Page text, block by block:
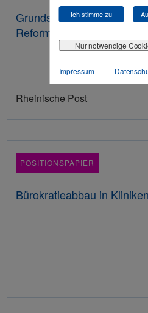
Ich stimme zu
Nur notwendige
Impressum
Grundsicherung:
Reformpaket
Rheinische Post
POSITIONSPAPIER
Bürokratieabbau in